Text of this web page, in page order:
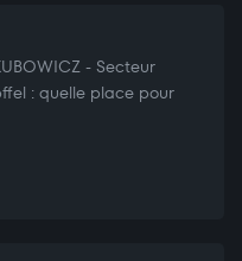
- Secteur
: quelle place pour